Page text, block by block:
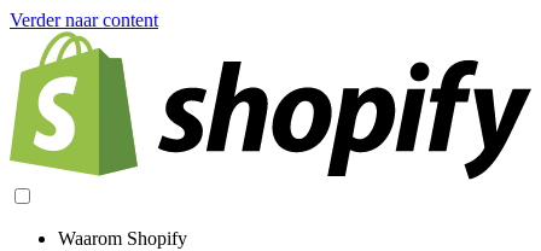
Verder naar content
Waarom Shopify